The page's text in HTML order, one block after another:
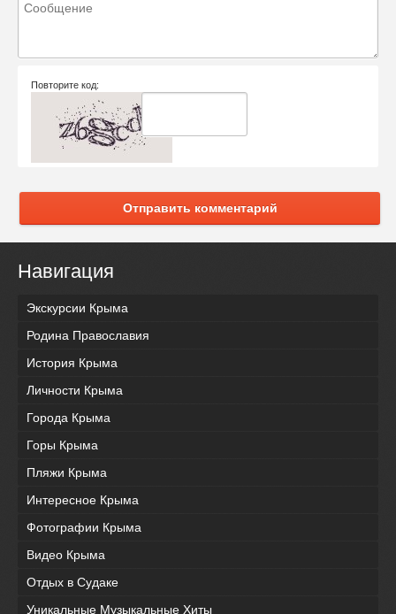
Повторите код:
Отправить комментарий
Навигация
Экскурсии Крыма
Родина Православия
История Крыма
Личности Крыма
Города Крыма
Горы Крыма
Пляжи Крыма
Интересное Крыма
Фотографии Крыма
Видео Крыма
Отдых в Судаке
Уникальные Музыкальные Хиты